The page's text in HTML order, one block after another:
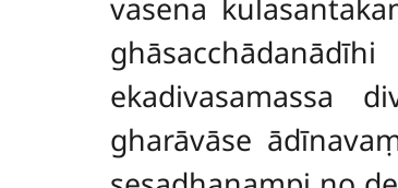
vasena
ekadivasamassa
gharāvāse